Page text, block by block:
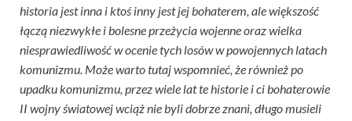
historia jest inna i ktoś inny jest jej bohaterem, ale większość
łączą niezwykłe i bolesne przeżycia wojenne oraz wielka
niesprawiedliwość w ocenie tych losów w powojennych latach
komunizmu. Może warto tutaj wspomnieć, że również po
upadku komunizmu, przez wiele lat te historie i ci bohaterowie
II wojny światowej wciąż nie byli dobrze znani, długo musieli